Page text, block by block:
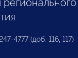
регионального
4777 (доб. 116, 117)